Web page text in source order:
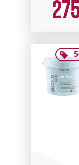
275
-